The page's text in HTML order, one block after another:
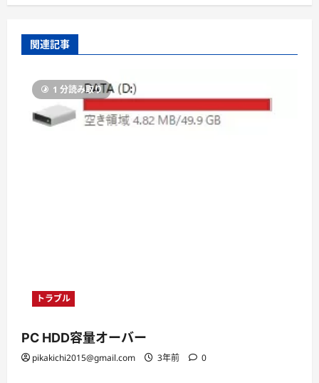
関連記事
1 分読み取り
トラブル
PC HDD容量オーバー
pikakichi2015@gmail.com 3年前 0